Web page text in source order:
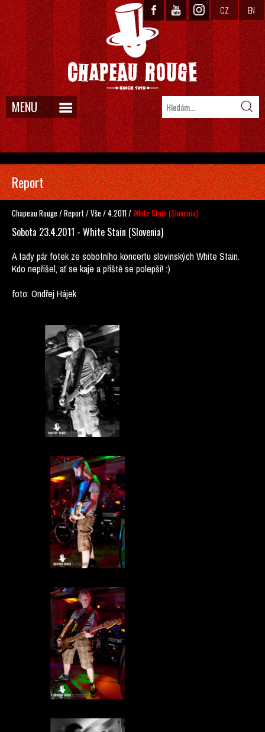
CZ EN
MENU
Report
Chapeau Rouge /Report/Vše /4.2011/White Stain (Slovenia)
Sobota 23.4.2011 - White Stain (Slovenia)
A tady pár fotek ze sobotního koncertu slovinských White Stain.
Kdo nepřišel, ať se kaje a příště se polepší! :)
foto: Ondřej Hájek